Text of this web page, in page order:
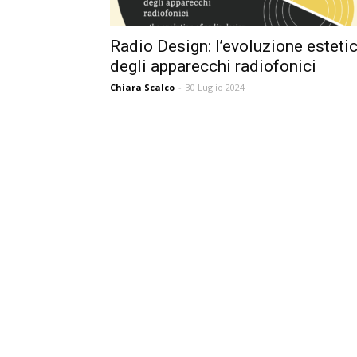
Radio Design: l’evoluzione
degli apparecchi radiofonici
Chiara Scalco - 30 Luglio 2024